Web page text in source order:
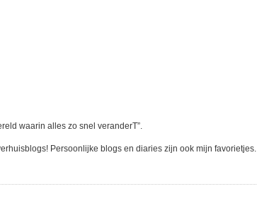
waarin alles zo snel veranderT”.
Persoonlijke blogs en diaries zijn ook mijn favorietjes.